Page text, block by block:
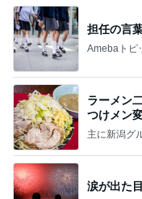
担任の言
Amebaトピ
ラーメン
つけメン
主に新潟グ
涙が出た